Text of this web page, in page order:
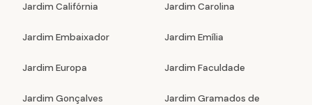
Jardim Califórnia Jardim Carolina
Jardim Embaixador Jardim Emília
Jardim Europa Jardim Faculdade
Jardim Gonçalves
Jardim Gramados de